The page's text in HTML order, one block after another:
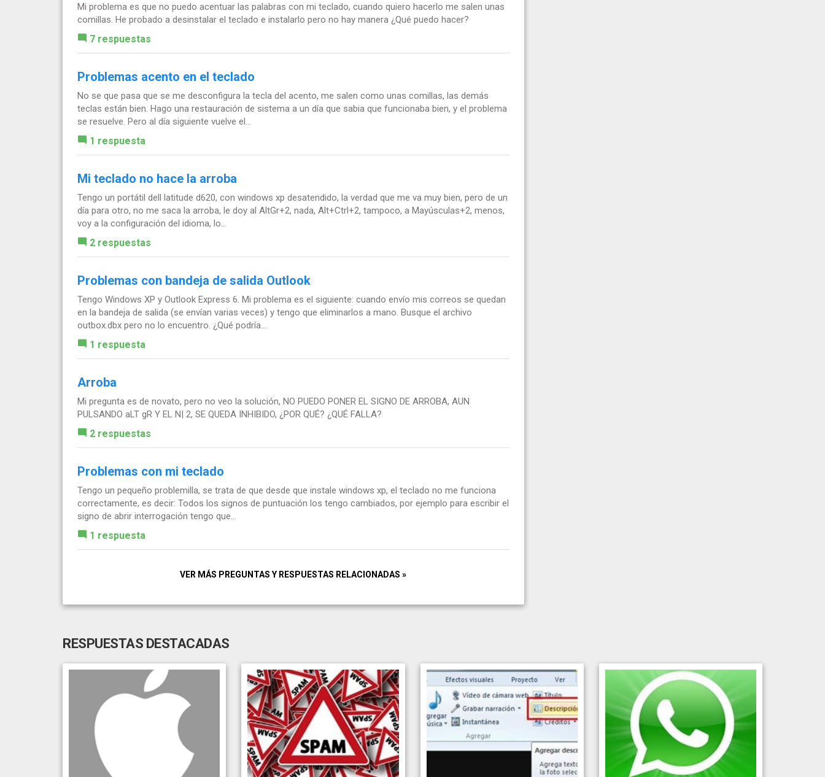
Mi problema es que no puedo acentuar las palabras con mi teclado, cuando quiero hacerlo me salen unas
comillas. He probado a desinstalar el teclado e instalarlo pero no hay manera ¿Qué puedo hacer?
7 respuestas
Problemas acento en el teclado
No se que pasa que se me desconfigura la tecla del acento, me salen como unas comillas, las demás
teclas están bien. Hago una restauración de sistema a un día que sabia que funcionaba bien, y el problema
se resuelve. Pero al día siguiente vuelve el...
1 respuesta
Mi teclado no hace la arroba
Tengo un portátil dell latitude d620, con windows xp desatendido, la verdad que me va muy bien, pero de un
día para otro, no me saca la arroba, le doy al AltGr+2, nada, Alt+Ctrl+2, tampoco, a Mayúsculas+2, menos,
voy a la configuración del idioma, lo...
2 respuestas
Problemas con bandeja de salida Outlook
Tengo Windows XP y Outlook Express 6. Mi problema es el siguiente: cuando envío mis correos se quedan
en la bandeja de salida (se envían varias veces) y tengo que eliminarlos a mano. Busque el archivo
outbox.dbx pero no lo encuentro. ¿Qué podría...
1 respuesta
Arroba
Mi pregunta es de novato, pero no veo la solución, NO PUEDO PONER EL SIGNO DE ARROBA, AUN
PULSANDO aLT gR Y EL N| 2, SE QUEDA INHIBIDO, ¿POR QUÉ? ¿QUÉ FALLA?
2 respuestas
Problemas con mi teclado
Tengo un pequeño problemilla, se trata de que desde que instale windows xp, el teclado no me funciona
correctamente, es decir: Todos los signos de puntuación los tengo cambiados, por ejemplo para escribir el
signo de abrir interrogación tengo que...
1 respuesta
VER MÁS PREGUNTAS Y RESPUESTAS RELACIONADAS »
RESPUESTAS DESTACADAS